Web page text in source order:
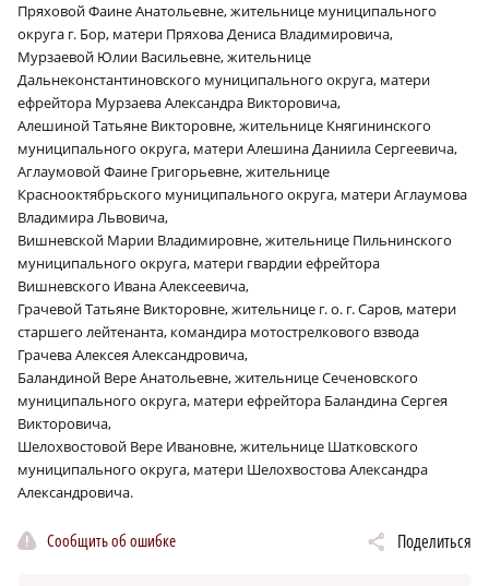
Пряховой Фаине Анатольевне, жительнице муниципального
округа г. Бор, матери Пряхова Дениса Владимировича,
Мурзаевой Юлии Васильевне, жительнице
Дальнеконстантиновского муниципального округа, матери
ефрейтора Мурзаева Александра Викторовича,
Алешиной Татьяне Викторовне, жительнице Княгининского
муниципального округа, матери Алешина Даниила Сергеевича,
Аглаумовой Фаине Григорьевне, жительнице
Краснооктябрьского муниципального округа, матери Аглаумова
Владимира Львовича,
Вишневской Марии Владимировне, жительнице Пильнинского
муниципального округа, матери гвардии ефрейтора
Вишневского Ивана Алексеевича,
Грачевой Татьяне Викторовне, жительнице г. о. г. Саров, матери
старшего лейтенанта, командира мотострелкового взвода
Грачева Алексея Александровича,
Баландиной Вере Анатольевне, жительнице Сеченовского
муниципального округа, матери ефрейтора Баландина Сергея
Викторовича,
Шелохвостовой Вере Ивановне, жительнице Шатковского
муниципального округа, матери Шелохвостова Александра
Александровича.
Сообщить об ошибке Поделиться